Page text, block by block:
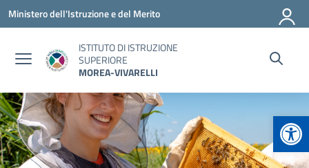
Vai ai contenuti
Vai al menu di navigazione
Vai al footer
Ministero dell'Istruzione e del Merito
ISTITUTO DI ISTRUZIONE
SUPERIORE
MOREA-VIVARELLI